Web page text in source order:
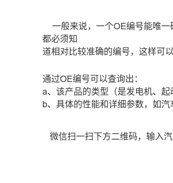
一般来说，一个OE编号能唯一
都必须知
道相对比较准确的编号，这样可
通过OE编号可以查询出：
a、该产品的类型（是发电机、起
b、具体的性能和详细参数，如
微信扫一扫下方二维码，输入